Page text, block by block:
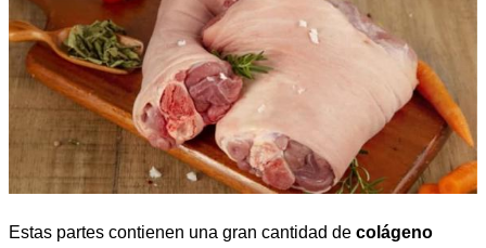
Estas partes contienen una gran cantidad de colágeno